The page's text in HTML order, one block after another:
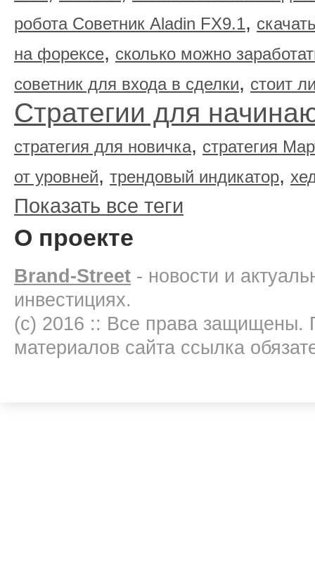
робота Советник Aladin FX9.1,
на форексе, сколько можно
советник для входа в сделки, стоит
Стратегии для
стратегия для новичка, стратегия
от уровней, трендовый индикатор,
Показать все теги
О проекте
Brand-Street - новости и
инвестициях.
(c) 2016 :: Все права защищены.
материалов сайта ссылка